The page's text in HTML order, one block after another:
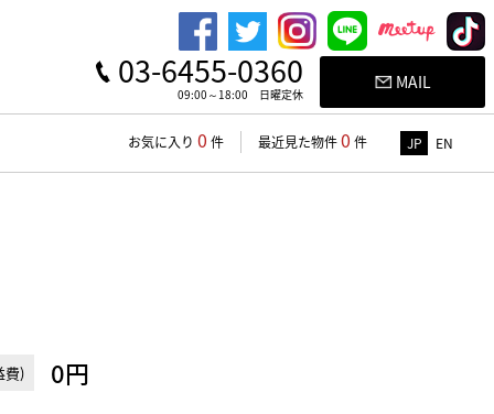
03-6455-0360
09:00～18:00 日曜定休
MAIL
お気に入り 0 件 最近見た物件0 件 JP EN
費) 0円